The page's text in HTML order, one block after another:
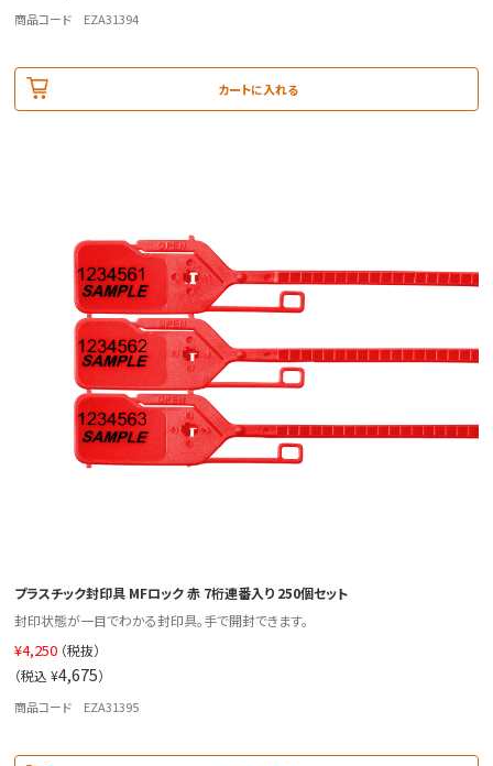
商品コード EZA31394
カートに入れる
プラスチック封印具 MFロック 赤 7桁連番入り 250個セット
封印状態が一目でわかる封印具。手で開封できます。
¥4,250 （税抜）
（税込 ¥4,675）
商品コード EZA31395